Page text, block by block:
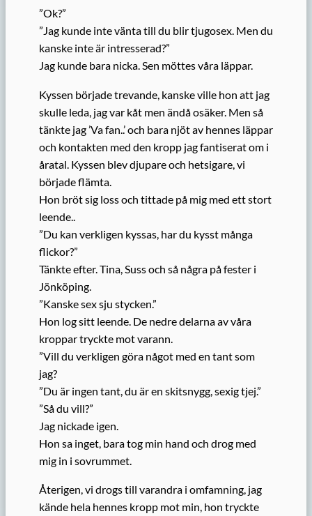
”Ok?”
”Jag kunde inte vänta till du blir tjugosex. Men du
kanske inte är intresserad?”
Jag kunde bara nicka. Sen möttes våra läppar.
Kyssen började trevande, kanske ville hon att jag
skulle leda, jag var kåt men ändå osäker. Men så
tänkte jag ’Va fan..’ och bara njöt av hennes läppar
och kontakten med den kropp jag fantiserat om i
åratal. Kyssen blev djupare och hetsigare, vi
började flämta.
Hon bröt sig loss och tittade på mig med ett stort
leende..
”Du kan verkligen kyssas, har du kysst många
flickor?”
Tänkte efter. Tina, Suss och så några på fester i
Jönköping.
”Kanske sex sju stycken.”
Hon log sitt leende. De nedre delarna av våra
kroppar tryckte mot varann.
”Vill du verkligen göra något med en tant som
jag?
”Du är ingen tant, du är en skitsnygg, sexig tjej.”
”Så du vill?”
Jag nickade igen.
Hon sa inget, bara tog min hand och drog med
mig in i sovrummet.
Återigen, vi drogs till varandra i omfamning, jag
kände hela hennes kropp mot min, hon tryckte